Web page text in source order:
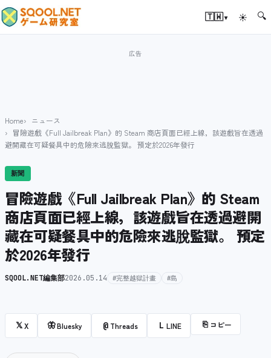
🇹🇼▾ ☀ 🔍
Home
ニュース
冒險遊戲《Full Jailbreak Plan》的 Steam 商店頁面已經上線，該遊戲旨在透過
避開藏在可疑餐具中的危險來逃脫監獄。 預定於2026年發行
新聞
冒險遊戲《Full Jailbreak Plan》的 Steam
商店頁面已經上線，該遊戲旨在透過避開
藏在可疑餐具中的危險來逃脫監獄。 預定
於2026年發行
SQOOL.NET編集部2026.05.14 #完整越獄計畫 #島
𝕏X 🦋Bluesky @ Threads L LINE ⎘ コピー